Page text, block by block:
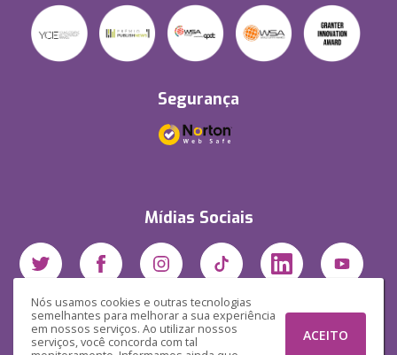
Nós usamos cookies e outras tecnologias
semelhantes para melhorar a sua experiência
em nossos serviços. Ao utilizar nossos
serviços, você concorda com tal
ACEITO
Segurança
Mídias Sociais